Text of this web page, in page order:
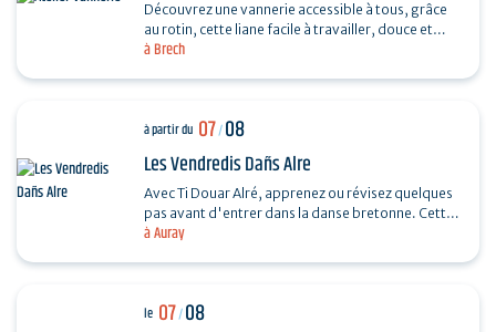
à Brech
Découvrez une vannerie accessible à tous, grâce
au rotin, cette liane facile à travailler, douce et
à Auray
à partir du 07/08
Les Vendredis Dañs Alre
Avec Ti Douar Alré, apprenez ou révisez quelques
pas avant d'entrer dans la danse bretonne. Cette
initiation est suivie d'un fest-noz animé par un…
le 07/08